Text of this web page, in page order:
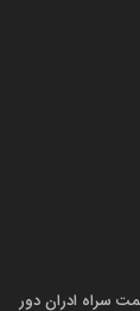
بسمت سراه ادران دور